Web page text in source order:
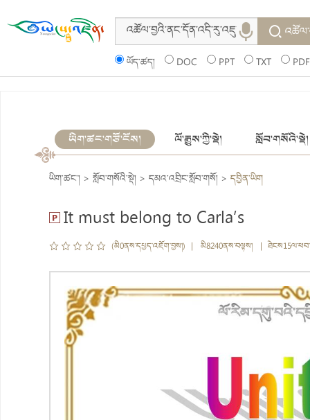
ཡོད་ཚད། DOC PPT TXT PDF
ཡིག་ཚང་གཙོ་ངོས། ལོ་རྒྱུས་ཀྱི་སྡེ། སློབ་གསོའི་སྡེ།
ཡིག་ཚང་། > སློབ་གསོའི་སྡེ། > དམའ་འབྲིང་སློབ་གསོ། > དབྱིན་ཡིག
It must belong to Carla’s
(མི0ནས་དཔྱད་འཇོག་བྱས།) | མི8240ནས་བལྟས། |